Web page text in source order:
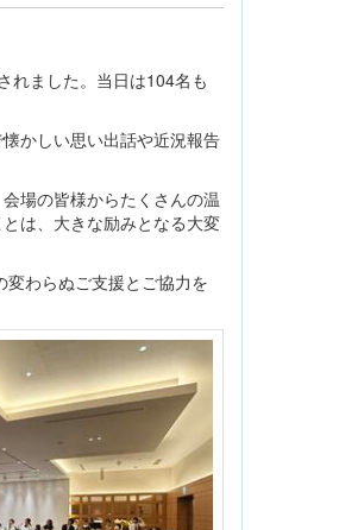
れました。当日は104名も
かしい思い出話や近況報告
場の皆様からたくさんの温
は、大きな励みとなる大変
わらぬご支援とご協力を